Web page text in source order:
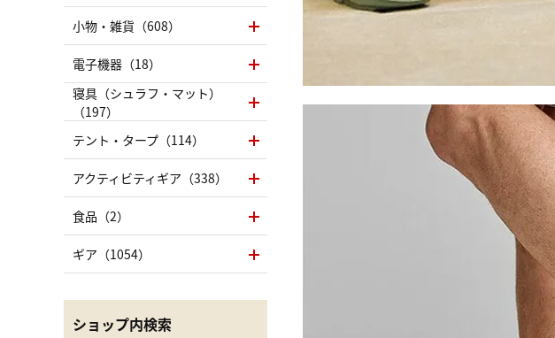
小物・雑貨（608）
電子機器（18）
寝具（シュラフ・マット）
（197）
テント・タープ（114）
アクティビティギア（338）
食品（2）
ギア（1054）
ショップ内検索